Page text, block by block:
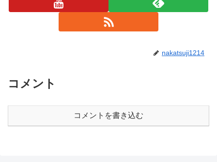
nakatsuji1214
コメント
コメントを書き込む